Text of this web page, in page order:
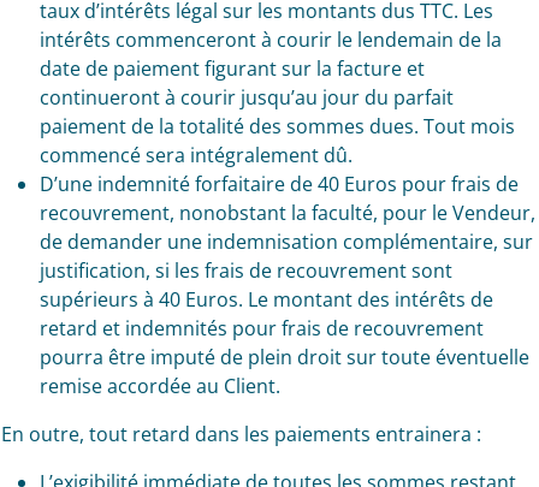
taux d’intérêts légal sur les montants dus TTC. Les
intérêts commenceront à courir le lendemain de la
date de paiement figurant sur la facture et
continueront à courir jusqu’au jour du parfait
paiement de la totalité des sommes dues. Tout mois
commencé sera intégralement dû.
D’une indemnité forfaitaire de 40 Euros pour frais de
recouvrement, nonobstant la faculté, pour le Vendeur,
de demander une indemnisation complémentaire, sur
justification, si les frais de recouvrement sont
supérieurs à 40 Euros. Le montant des intérêts de
retard et indemnités pour frais de recouvrement
pourra être imputé de plein droit sur toute éventuelle
remise accordée au Client.
En outre, tout retard dans les paiements entrainera :